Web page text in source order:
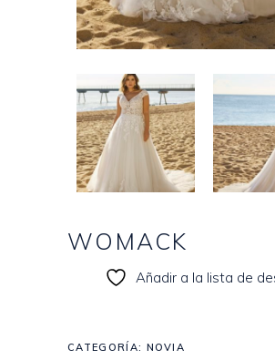
WOMACK
Añadir a la lista de
CATEGORÍA: NOVIA